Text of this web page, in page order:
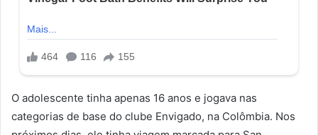
O adolescente tinha apenas 16 anos e jogava nas
categorias de base do clube Envigado, na Colômbia. Nos